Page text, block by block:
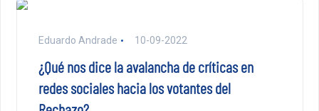
Eduardo Andrade 10-09-2022
¿Qué nos dice la avalancha de críticas en
redes sociales hacia los votantes del